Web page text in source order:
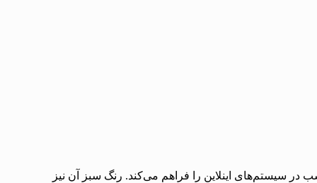
مناسب در سیستم‌های اینلاین را فراهم می‌کند. رنگ سبز آن نیز